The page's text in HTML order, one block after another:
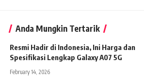
Anda Mungkin Tertarik
Resmi Hadir di Indonesia, Ini Harga dan
Spesifikasi Lengkap Galaxy A07 5G
February 14, 2026